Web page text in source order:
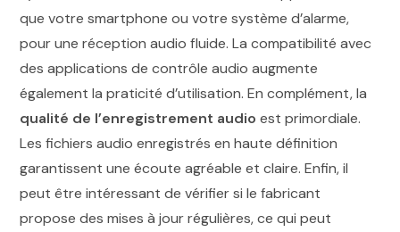
que votre smartphone ou votre système d’alarme,
pour une réception audio fluide. La compatibilité avec
des applications de contrôle audio augmente
également la praticité d’utilisation. En complément, la
qualité de l’enregistrement audio est primordiale.
Les fichiers audio enregistrés en haute définition
garantissent une écoute agréable et claire. Enfin, il
peut être intéressant de vérifier si le fabricant
propose des mises à jour régulières, ce qui peut